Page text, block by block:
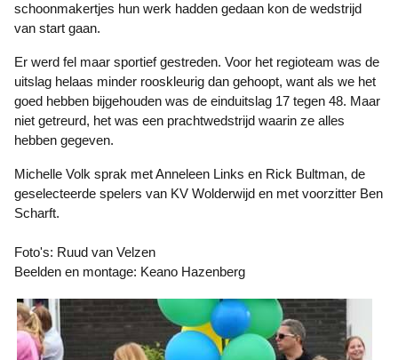
schoonmakertjes hun werk hadden gedaan kon de wedstrijd
van start gaan.
Er werd fel maar sportief gestreden. Voor het regioteam was de
uitslag helaas minder rooskleurig dan gehoopt, want als we het
goed hebben bijgehouden was de einduitslag 17 tegen 48. Maar
niet getreurd, het was een prachtwedstrijd waarin ze alles
hebben gegeven.
Michelle Volk sprak met Anneleen Links en Rick Bultman, de
geselecteerde spelers van KV Wolderwijd en met voorzitter Ben
Scharft.
Foto's: Ruud van Velzen
Beelden en montage: Keano Hazenberg